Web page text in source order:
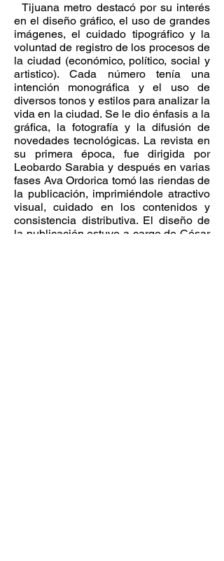
Tijuana metro destacó por su interés
en el diseño gráfico, el uso de grandes
imágenes, el cuidado tipográfico y la
voluntad de registro de los procesos de
la ciudad (económico, político, social y
artistico). Cada número tenía una
intención monográfica y el uso de
diversos tonos y estilos para analizar la
vida en la ciudad. Se le dio énfasis a la
gráfica, la fotografía y la difusión de
novedades tecnológicas. La revista en
su primera época, fue dirigida por
Leobardo Sarabia y después en varias
fases Ava Ordorica tomó las riendas de
la publicación, imprimiéndole atractivo
visual, cuidado en los contenidos y
consistencia distributiva. El diseño de
la publicación estuvo a cargo de César